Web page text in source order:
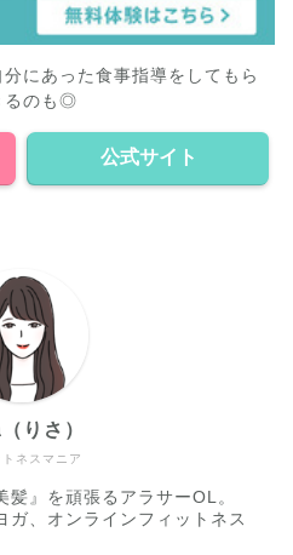
にあった食事指導をしてもら
るのも◎
公式サイト
トネスマニア
りさ）
髪』を頑張るアラサーOL。
ガ、オンラインフィットネス